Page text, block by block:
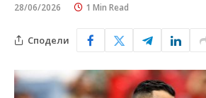
28/06/2026 1 Min Read
Сподели